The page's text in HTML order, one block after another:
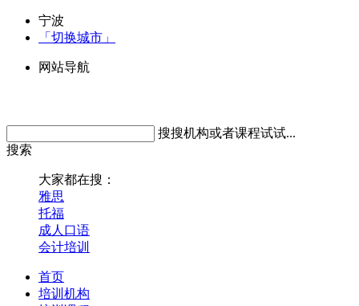
宁波
「切换城市」
网站导航
搜搜机构或者课程试试...
搜索
大家都在搜：
雅思
托福
成人口语
会计培训
首页
培训机构